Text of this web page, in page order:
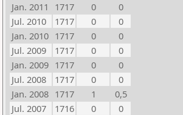
Jan. 2011
1717 0
0
Jul. 2010
1717 0
0
Jan. 2010 1717 0
0
Jul. 2009
1717 0
0
Jan. 2009 1717 0
0
Jul. 2008
1717 0
0
Jan. 2008 1717 1
0,5
Jul. 2007
1716 0
0